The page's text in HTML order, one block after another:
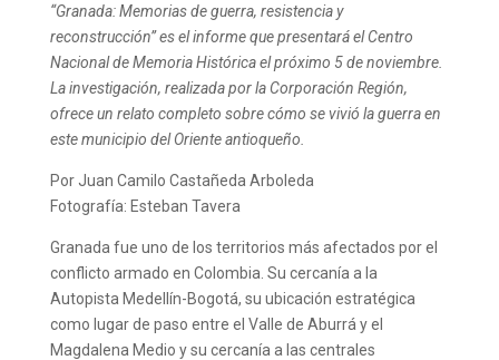
“Granada:Memorias de guerra, resistencia y
reconstrucción” es el informe que presentará el Centro
Nacional de Memoria Histórica el próximo 5 de noviembre.
La investigación, realizada por la Corporación Región,
ofrece un relato completo sobre cómo se vivió la guerra en
este municipio del Oriente antioqueño.
Por Juan Camilo Castañeda Arboleda
Fotografía: Esteban Tavera
Granada fue uno de los territorios más afectados por el
conflicto armado en Colombia. Su cercanía a la
Autopista Medellín-Bogotá, su ubicación estratégica
como lugar de paso entre el Valle de Aburrá y el
Magdalena Medio y su cercanía a las centrales